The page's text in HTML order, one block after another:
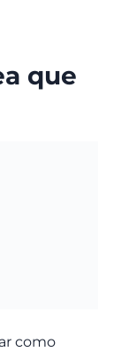
que
como